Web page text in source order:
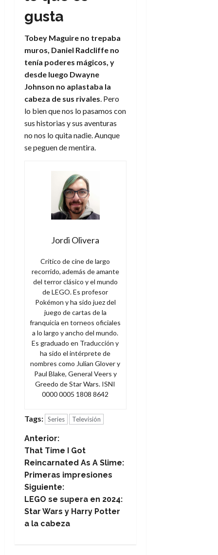
gusta
Tobey Maguire no trepaba
muros, Daniel Radcliffe no
tenía poderes mágicos, y
desde luego Dwayne
Johnson no aplastaba la
cabeza de sus rivales . Pero
lo bien que nos lo pasamos con
sus historias y sus aventuras
no nos lo quita nadie. Aunque
se peguen de mentira.
Jordi Olivera
Crítico de cine de largo
recorrido, además de amante
del terror clásico y el mundo
de LEGO. Es profesor
Pokémon y ha sido juez del
juego de cartas de la
franquicia en torneos oficiales
a lo largo y ancho del mundo.
Es graduado en Traducción y
ha sido el intérprete de
nombres como Julian Glover y
Paul Blake, General Veers y
Greedo de Star Wars. ISNI
0000 0005 1808 8642
Tags: Series Televisión
N
a
v
e
g
Anterior:
That Time I Got
Reincarnated As A Slime:
Primeras impresiones
Siguiente:
LEGO se supera en 2024:
Star Wars y Harry Potter
a la cabeza